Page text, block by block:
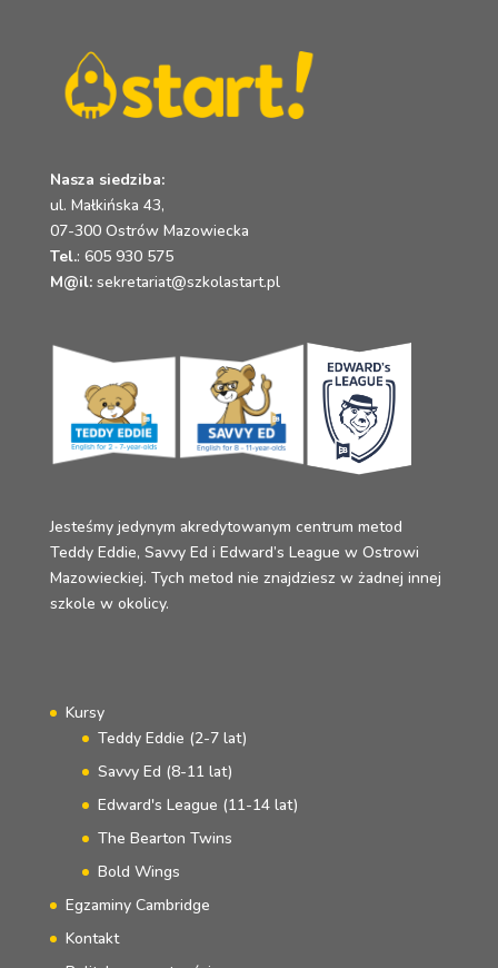
Nasza siedziba:
ul. Małkińska 43,
07-300 Ostrów Mazowiecka
Tel.: 605 930 575
M@il: sekretariat@szkolastart.pl
Jesteśmy jedynym akredytowanym centrum metod
Teddy Eddie, Savvy Ed i Edward’s League w Ostrowi
Mazowieckiej. Tych metod nie znajdziesz w żadnej innej
szkole w okolicy.
Kursy
Teddy Eddie (2-7 lat)
Savvy Ed (8-11 lat)
Edward's League (11-14 lat)
The Bearton Twins
Bold Wings
Egzaminy Cambridge
Kontakt